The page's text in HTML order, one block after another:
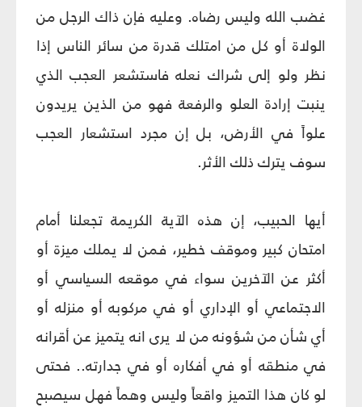
غضب الله وليس رضاه. وعليه فإن ذاك الرجل من
الولاة أو كل من امتلك قدرة من سائر الناس إذا
نظر ولو إلى شراك نعله فاستشعر العجب الذي
ينبت إرادة العلو والرفعة فهو من الذين يريدون
علواً في الأرض، بل إن مجرد استشعار العجب
سوف يترك ذلك الأثر.
أيها الحبيب، إن هذه الآية الكريمة تجعلنا أمام
امتحان كبير وموقف خطير، فمن لا يملك ميزة أو
أكثر عن الآخرين سواء في موقعه السياسي أو
الاجتماعي أو الإداري أو في مركوبه أو منزله أو
أي شأن من شؤونه من لا يرى انه يتميز عن أقرانه
في منطقه أو في أفكاره أو في جدارته.. فحتى
لو كان هذا التميز واقعاً وليس وهماً فهل سيصبح